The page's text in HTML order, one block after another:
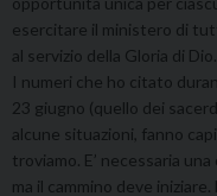
esercitare il ministero di
al servizio della Gloria di Dio.
I numeri che ho citato
23 giugno (quello dei
alcune situazioni, fanno
troviamo. E’ necessaria
ma il cammino deve